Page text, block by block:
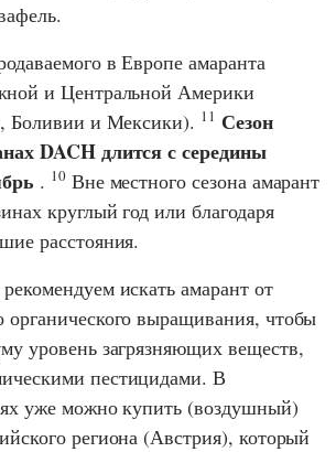
в Европе амаранта
и Центральной Америки
Боливии и Мексики). 11 Сезон
DACH длится с середины
. 10Вне местного сезона амарант
круглый год или благодаря
расстояния.
искать амарант от
органического выращивания, чтобы
уровень загрязняющих веществ,
пестицидами. В
уже можно купить (воздушный)
региона (Австрия), который